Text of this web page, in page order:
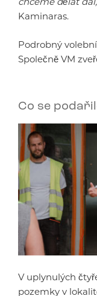
Kaminaras.
Podrobný
Společně VM
Co se
V uplynulých
pozemky v